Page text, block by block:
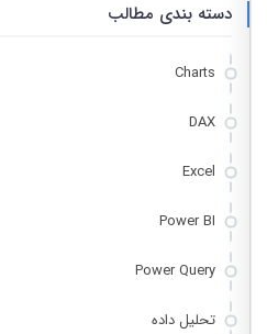
دسته بندی مطالب
Charts
DAX
Excel
Power BI
Power Query
تحلیل داده